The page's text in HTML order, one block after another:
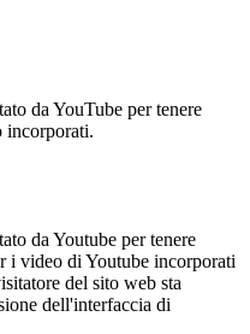
da YouTube per tenere
incorporati.
da Youtube per tenere
i video di Youtube incorporati
del sito web sta
dell'interfaccia di